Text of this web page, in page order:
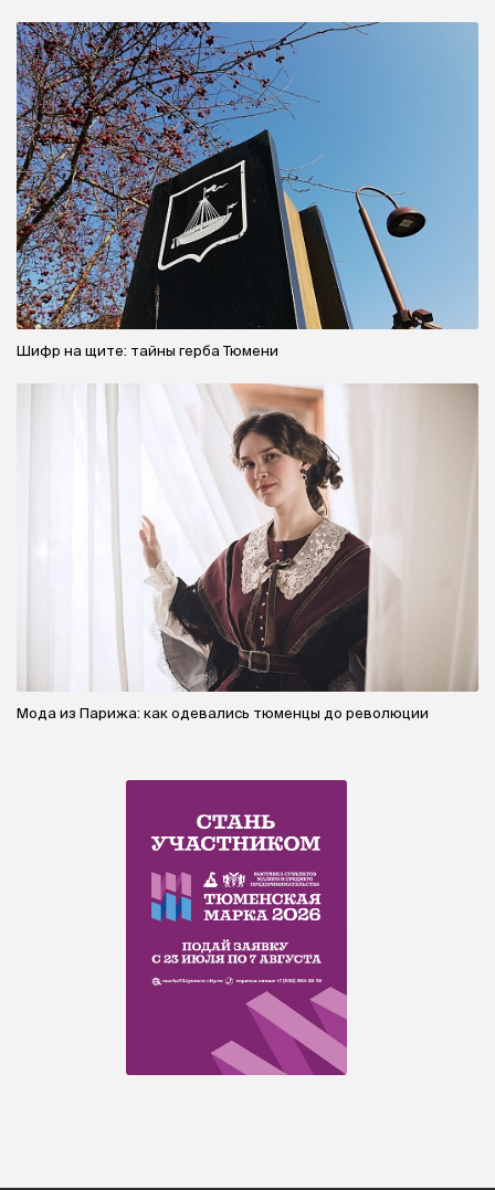
Шифр на щите: тайны герба Тюмени
Мода из Парижа: как одевались тюменцы до революции